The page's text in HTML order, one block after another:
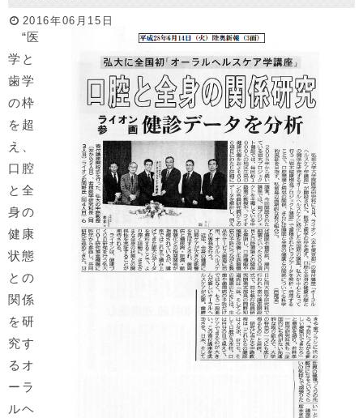
2016年06月15日
“医
学と
歯学
の枠
を超
え、
口腔
と全
身の
健康
状態
との
関係
を研
究す
るオ
ーラ
ルヘ